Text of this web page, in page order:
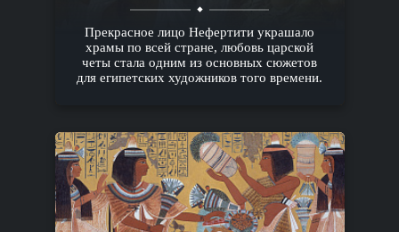
Прекрасное лицо Нефертити украшало
храмы по всей стране, любовь царской
четы стала одним из основных сюжетов
для египетских художников того времени.